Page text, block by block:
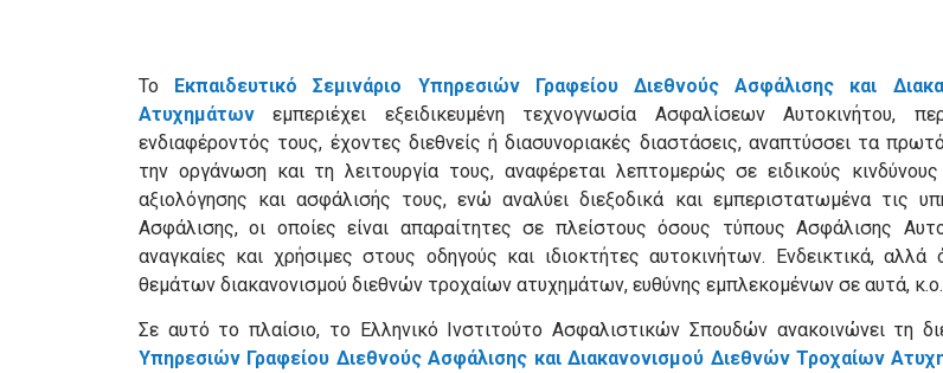
Το Εκπαιδευτικό Σεμινάριο Υπηρεσιών Γραφείου Διεθνούς Ασφάλισης και
Ατυχημάτων εμπεριέχει εξειδικευμένη τεχνογνωσία Ασφαλίσεων Αυτοκινήτου,
ενδιαφέροντός τους, έχοντες διεθνείς ή διασυνοριακές διαστάσεις, αναπτύσσει τα
την οργάνωση και τη λειτουργία τους, αναφέρεται λεπτομερώς σε ειδικούς
αξιολόγησης και ασφάλισής τους, ενώ αναλύει διεξοδικά και εμπεριστατωμένα τις
Ασφάλισης, οι οποίες είναι απαραίτητες σε πλείστους όσους τύπους Ασφάλισης
αναγκαίες και χρήσιμες στους οδηγούς και ιδιοκτήτες αυτοκινήτων. Ενδεικτικά, αλλά
θεμάτων διακανονισμού διεθνών τροχαίων ατυχημάτων, ευθύνης εμπλεκομένων σε αυτά,
Σε αυτό το πλαίσιο, το Ελληνικό Ινστιτούτο Ασφαλιστικών Σπουδών ανακοινώνει τη
Υπηρεσιών Γραφείου Διεθνούς Ασφάλισης και Διακανονισμού Διεθνών Τροχαίων